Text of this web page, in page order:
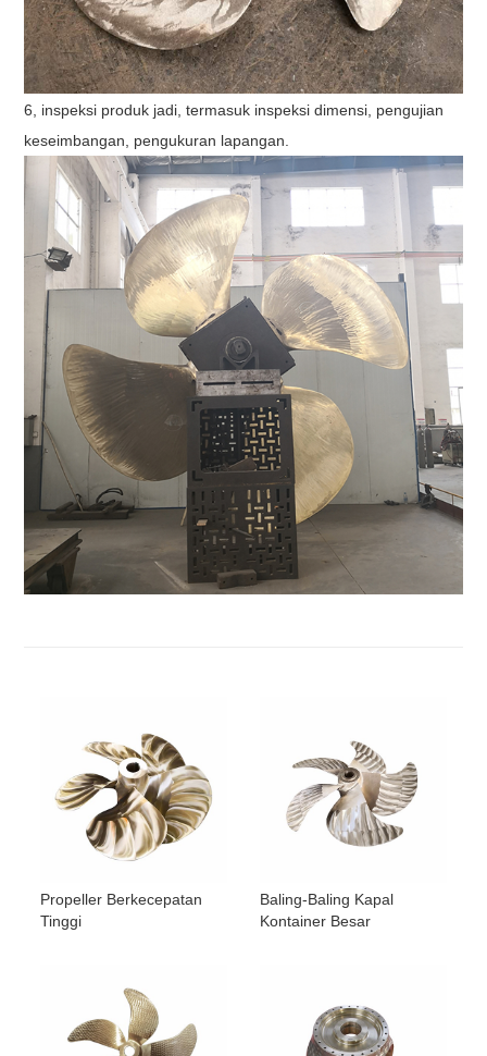
6, inspeksi produk jadi, termasuk inspeksi dimensi, pengujian
keseimbangan, pengukuran lapangan.
Propeller Berkecepatan
Tinggi
Baling-Baling Kapal
Kontainer Besar